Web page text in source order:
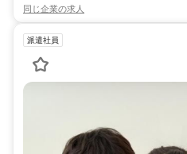
同じ企業の求人
派遣社員